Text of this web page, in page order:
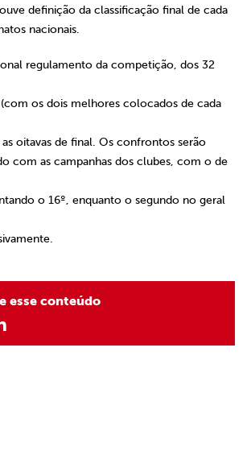
definição da classificação final de cada
nacionais.
regulamento da competição, dos 32
os dois melhores colocados de cada
as oitavas de final. Os confrontos serão
com as campanhas dos clubes, com o de
o 16º, enquanto o segundo no geral
esse conteúdo